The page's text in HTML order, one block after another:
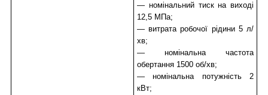
— номінальний тиск на виході
12,5 МПа;
— витрата робочої рідини 5 л/
хв;
— номінальна частота
обертання 1500 об/хв;
— номінальна потужність 2
кВт;